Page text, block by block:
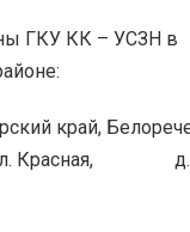
ГКУ КК – УСЗН в
край,
ул. Красная, д.